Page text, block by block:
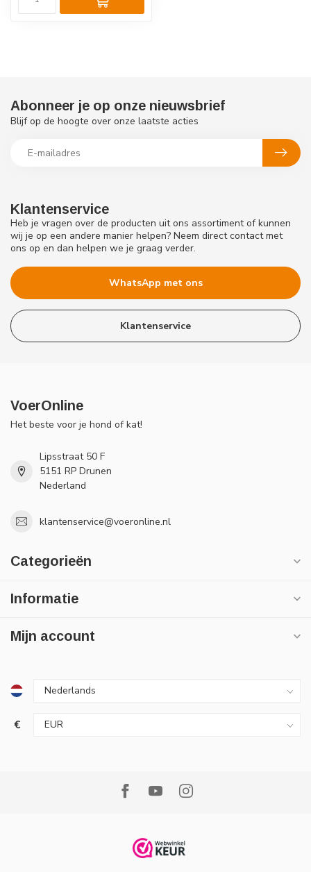
Klantenservice
Heb je vragen over de producten uit ons assortiment of kunnen
wij je op een andere manier helpen? Neem direct contact met
ons op en dan helpen we je graag verder.
WhatsApp met ons
Klantenservice
Abonneer je op onze nieuwsbrief
Blijf op de hoogte over onze laatste acties
VoerOnline
Het beste voor je hond of kat!
Lipsstraat 50 F
5151 RP Drunen
Nederland
klantenservice@voeronline.nl
Categorieën
Informatie
Mijn account
€